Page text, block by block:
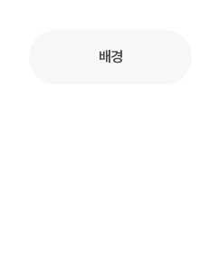
배경